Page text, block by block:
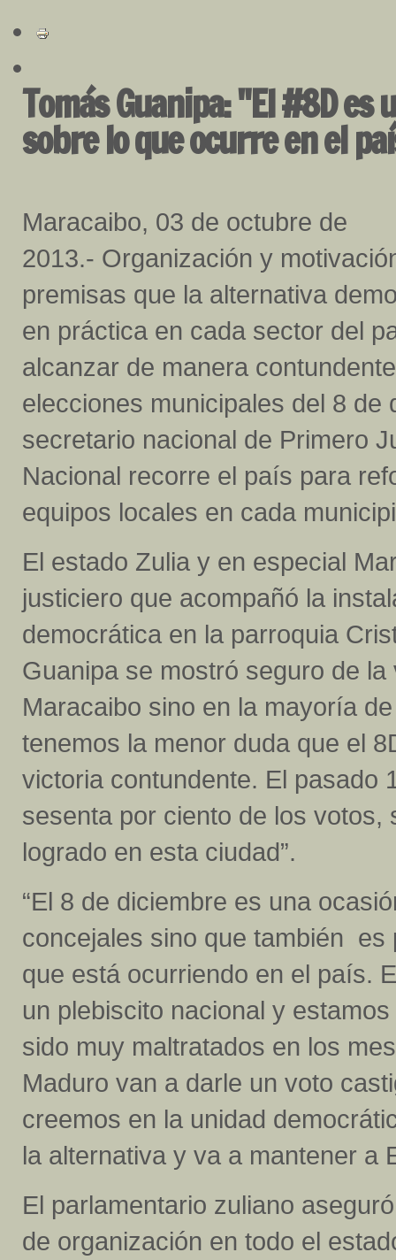
Tomás Guanipa: "El #8D
sobre lo que ocurre en el
Maracaibo, 03 de octubre de
2013.- Organización y
premisas que la alternativa
en práctica en cada sector del
alcanzar de manera
elecciones municipales del 8 de
secretario nacional de Primero
Nacional recorre el país para
equipos locales en cada
El estado Zulia y en especial
justiciero que acompañó la
democrática en la parroquia
Guanipa se mostró seguro de
Maracaibo sino en la mayoría
tenemos la menor duda que el
victoria contundente. El pasado
sesenta por ciento de los
logrado en esta ciudad”.
“El 8 de diciembre es una
concejales sino que también
que está ocurriendo en el país.
un plebiscito nacional y
sido muy maltratados en los
Maduro van a darle un voto
creemos en la unidad
la alternativa y va a mantener a
El parlamentario zuliano
de organización en todo el